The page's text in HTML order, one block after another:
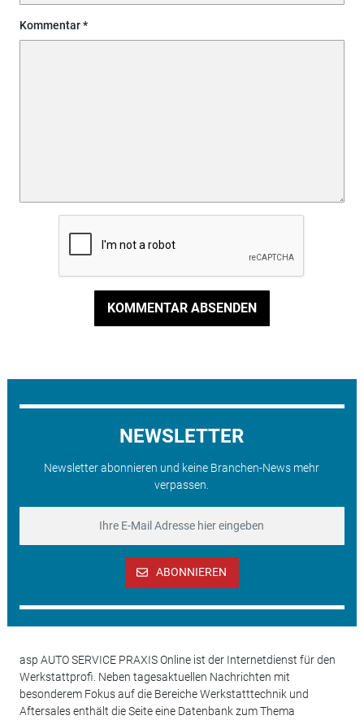
Kommentar
KOMMENTAR ABSENDEN
NEWSLETTER
Newsletter abonnieren und keine Branchen-News mehr
verpassen.
ABONNIEREN
asp AUTO SERVICE PRAXIS Online ist der Internetdienst für den
Werkstattprofi. Neben tagesaktuellen Nachrichten mit
besonderem Fokus auf die Bereiche Werkstatttechnik und
Aftersales enthält die Seite eine Datenbank zum Thema